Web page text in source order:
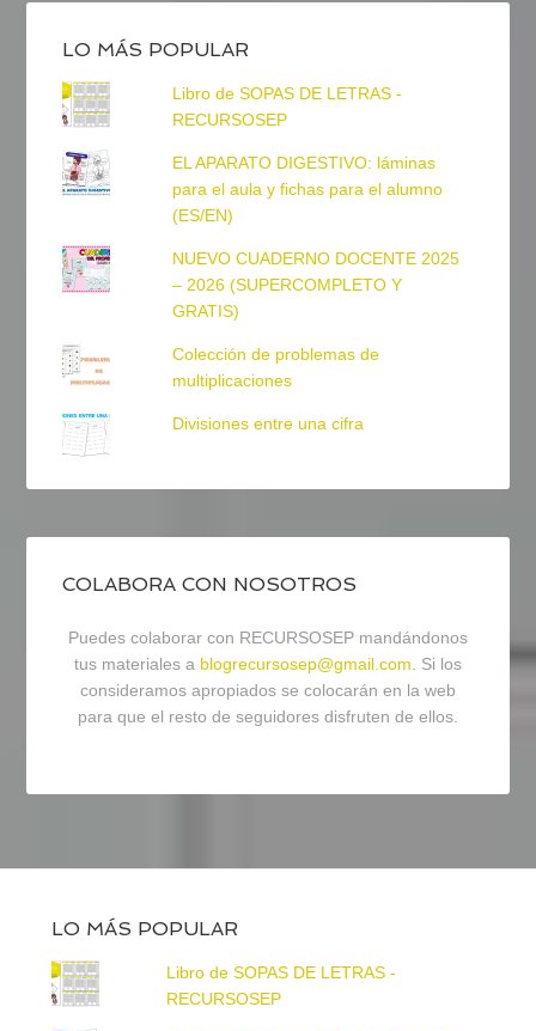
LO MÁS POPULAR
Libro de SOPAS DE LETRAS -
RECURSOSEP
EL APARATO DIGESTIVO: láminas
para el aula y fichas para el alumno
(ES/EN)
NUEVO CUADERNO DOCENTE 2025
– 2026 (SUPERCOMPLETO Y
GRATIS)
Colección de problemas de
multiplicaciones
Divisiones entre una cifra
COLABORA CON NOSOTROS
Puedes colaborar con RECURSOSEP mandándonos
tus materiales a blogrecursosep@gmail.com . Si los
consideramos apropiados se colocarán en la web
para que el resto de seguidores disfruten de ellos.
LO MÁS POPULAR
Libro de SOPAS DE LETRAS -
RECURSOSEP